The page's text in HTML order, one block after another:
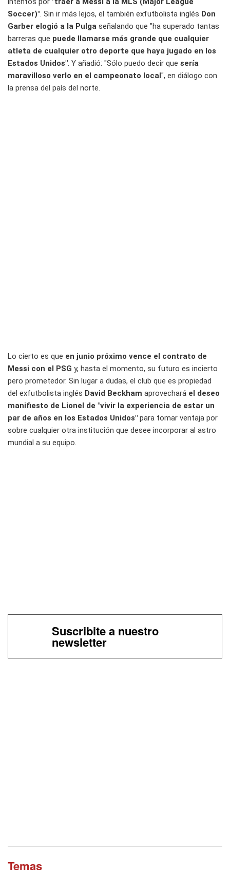
Soccer)". Sin ir más lejos, el también exfutbolista inglés Don
Garber elogió a la Pulga señalando que "ha superado tantas
barreras que puede llamarse más grande que cualquier
atleta de cualquier otro deporte que haya jugado en los
Estados Unidos". Y añadió: "Sólo puedo decir que sería
maravilloso verlo en el campeonato local", en diálogo con
la prensa del país del norte.
Lo cierto es que en junio próximo vence el contrato de
Messi con el PSG y, hasta el momento, su futuro es incierto
pero prometedor. Sin lugar a dudas, el club que es propiedad
del exfutbolista inglés David Beckham aprovechará el deseo
manifiesto de Lionel de "vivir la experiencia de estar un
par de años en los Estados Unidos" para tomar ventaja por
sobre cualquier otra institución que desee incorporar al astro
mundial a su equipo.
Suscribite a nuestro
newsletter
Temas